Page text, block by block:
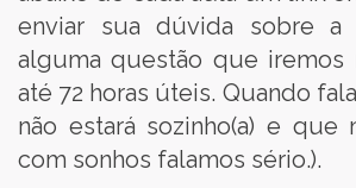
enviar sua dúvida sobre
alguma questão que iremos
até 72 horas úteis. Quando
não estará sozinho(a) e que
com sonhos falamos sério.).